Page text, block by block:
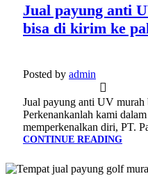
Jual payung anti
bisa di kirim ke
Posted by admin
Jual payung anti UV
Perkenankanlah kami
memperkenalkan diri, PT.
CONTINUE READING